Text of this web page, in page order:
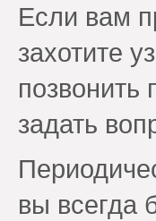
Если вам
захотите
задать
вы всегда